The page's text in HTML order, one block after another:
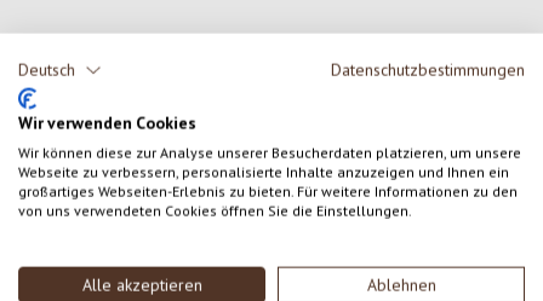
Deutsch Datenschutzbestimmungen
Wir verwenden Cookies
Wir können diese zur Analyse unserer Besucherdaten platzieren, um unsere
Webseite zu verbessern, personalisierte Inhalte anzuzeigen und Ihnen ein
großartiges Webseiten-Erlebnis zu bieten. Für weitere Informationen zu den
von uns verwendeten Cookies öffnen Sie die Einstellungen.
Alle akzeptieren Ablehnen
0 di 0 valutazioni
Valutazione media di 0 su 5 stelle
Formula una valutazione!
SCRIVERE UNA RECENSIONE